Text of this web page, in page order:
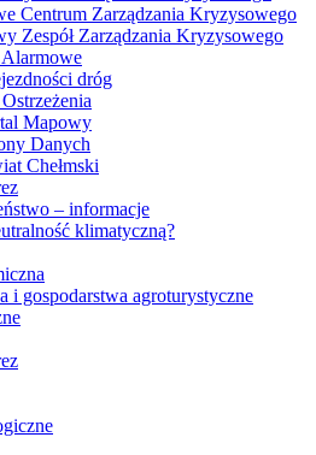
Centrum Zarządzania Kryzysowego
Zespół Zarządzania Kryzysowego
dróg
Mapowy
Danych
Chełmski
– informacje
klimatyczną?
i gospodarstwa agroturystyczne